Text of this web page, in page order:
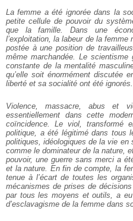
La femme a été ignorée dans la
petite cellule de pouvoir du
que la famille. Dans une
l’exploitation, la labeur de la femme
postée à une position de
même marchandée. Le
constante de la mentalité
qu’elle soit énormément discutée
liberté et sa socialité ont été ignorés.
Violence, massacre, abus et
essentiellement dans cette
coïncidence. Le viol, transformé
politique, a été légitimé dans tous
politiques, idéologiques de la vie en
comme le dominateur de la nature,
pouvoir, une guerre sans merci a
et la nature. En fin de compte, la
tenue à l’écart de toutes les
mécanismes de prises de
par tous les moyens et outils, a
d’esclavagisme de la femme dans